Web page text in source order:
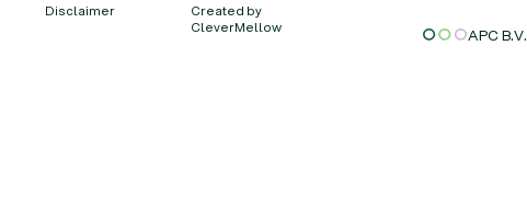
Disclaimer
Created by
CleverMellow
APC B.V.